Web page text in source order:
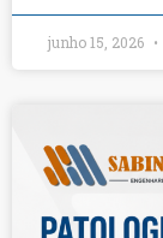
junho 15, 2026